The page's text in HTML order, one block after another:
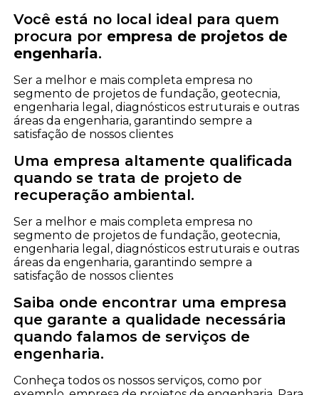
Você está no local ideal para quem
procura por empresa de projetos de
engenharia.
Ser a melhor e mais completa empresa no
segmento de projetos de fundação, geotecnia,
engenharia legal, diagnósticos estruturais e outras
áreas da engenharia, garantindo sempre a
satisfação de nossos clientes
Uma empresa altamente qualificada
quando se trata de projeto de
recuperação ambiental.
Ser a melhor e mais completa empresa no
segmento de projetos de fundação, geotecnia,
engenharia legal, diagnósticos estruturais e outras
áreas da engenharia, garantindo sempre a
satisfação de nossos clientes
Saiba onde encontrar uma empresa
que garante a qualidade necessária
quando falamos de serviços de
engenharia.
Conheça todos os nossos serviços, como por